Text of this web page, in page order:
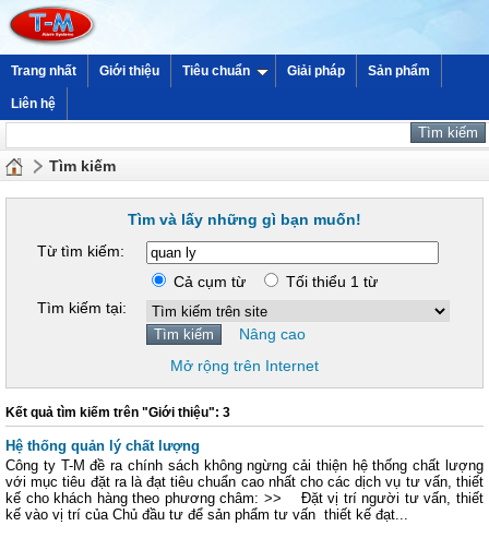
Trang nhất Giới thiệu Tiêu chuẩn Giải pháp Sản phẩm
Liên hệ
Tìm kiếm
Tìm và lấy những gì bạn muốn!
Từ tìm kiếm:
Cả cụm từ
Tối thiểu 1 từ
Tìm kiếm tại:
Nâng cao
Mở rộng trên Internet
Kết quả tìm kiếm trên "Giới thiệu": 3
Hệ thống quản lý chất lượng
Công ty T-M đề ra chính sách không ngừng cải thiện hệ thống chất lượng
với mục tiêu đặt ra là đạt tiêu chuẩn cao nhất cho các dịch vụ tư vấn, thiết
kế cho khách hàng theo phương châm: >> Đặt vị trí người tư vấn, thiết
kế vào vị trí của Chủ đầu tư để sản phẩm tư vấn thiết kế đạt...